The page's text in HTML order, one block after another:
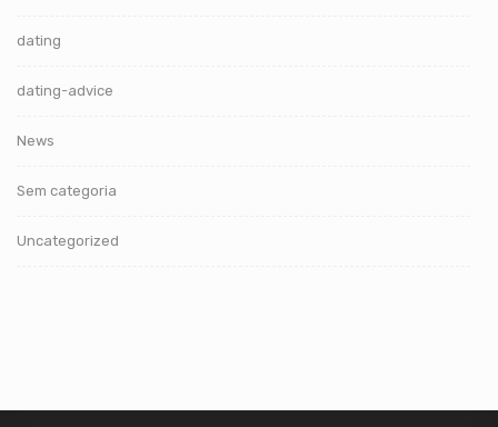
dating
dating-advice
News
Sem categoria
Uncategorized